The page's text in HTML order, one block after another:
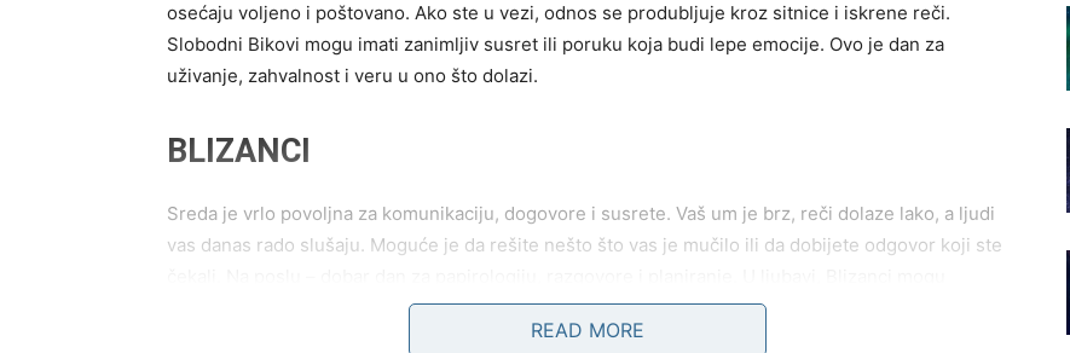
osećaju voljeno i poštovano. Ako ste u vezi, odnos se produbljuje kroz sitnice i iskrene reči.
Slobodni Bikovi mogu imati zanimljiv susret ili poruku koja budi lepe emocije. Ovo je dan za
uživanje, zahvalnost i veru u ono što dolazi.
BLIZANCI
Sreda je vrlo povoljna za komunikaciju, dogovore i susrete. Vaš um je brz, reči dolaze lako, a ljudi
vas danas rado slušaju. Moguće je da rešite nešto što vas je mučilo ili da dobijete odgovor koji ste
doživeti zanimljiv flert, poruku ili susret koji unosi osmeh. Slobodni Blizanci danas zrače šarmom,
dok zauzeti mogu kroz razgovor dodatno ojačati odnos.
READ MORE